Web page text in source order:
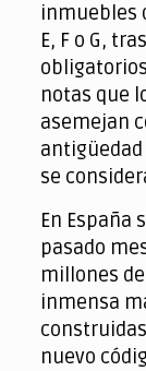
inmuebles
E, F o G,
notas que
asemejan
se
En España
pasado
millones
inmensa
nuevo